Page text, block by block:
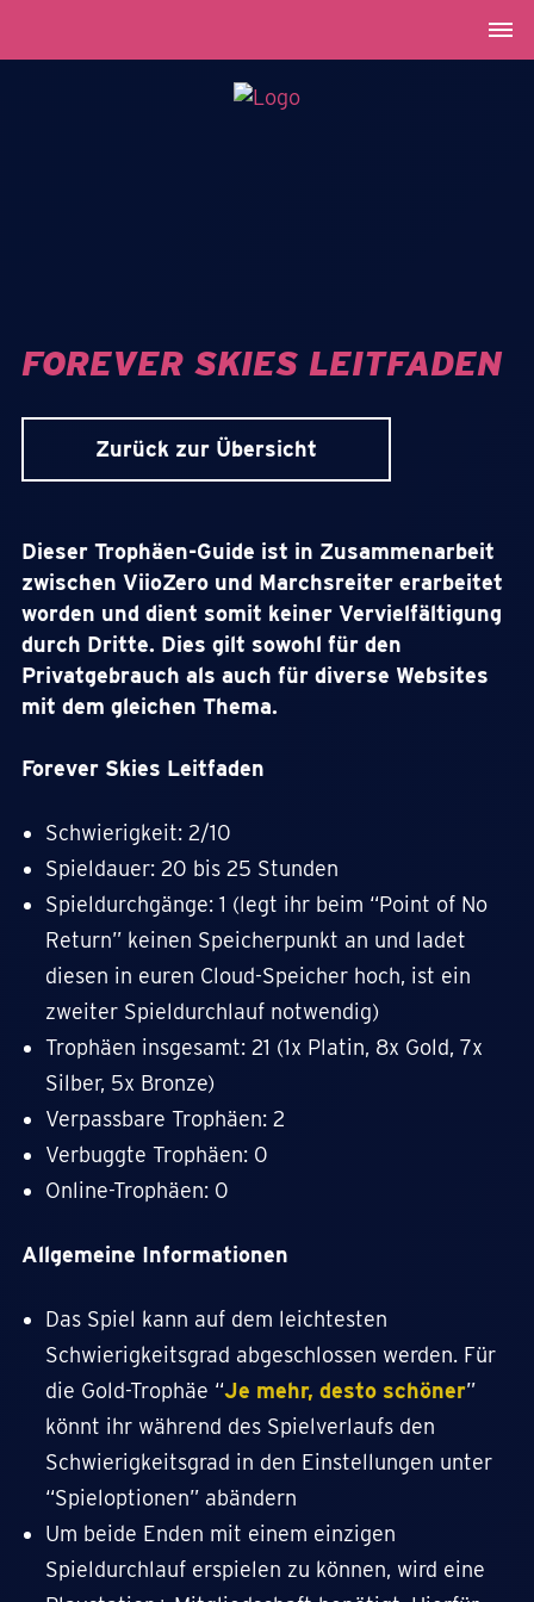
FOREVER SKIES LEITFADEN
Zurück zur Übersicht
Dieser Trophäen-Guide ist in Zusammenarbeit
zwischen ViioZero und Marchsreiter erarbeitet
worden und dient somit keiner Vervielfältigung
durch Dritte. Dies gilt sowohl für den
Privatgebrauch als auch für diverse Websites
mit dem gleichen Thema.
Forever Skies Leitfaden
Schwierigkeit: 2/10
Spieldauer: 20 bis 25 Stunden
Spieldurchgänge: 1 (legt ihr beim “Point of No
Return” keinen Speicherpunkt an und ladet
diesen in euren Cloud-Speicher hoch, ist ein
zweiter Spieldurchlauf notwendig)
Trophäen insgesamt: 21 (1x Platin, 8x Gold, 7x
Silber, 5x Bronze)
Verpassbare Trophäen: 2
Verbuggte Trophäen: 0
Online-Trophäen: 0
Allgemeine Informationen
Das Spiel kann auf dem leichtesten
Schwierigkeitsgrad abgeschlossen werden. Für
die Gold-Trophäe “Je mehr, desto schöner”
könnt ihr während des Spielverlaufs den
Schwierigkeitsgrad in den Einstellungen unter
“Spieloptionen” abändern
Um beide Enden mit einem einzigen
Spieldurchlauf erspielen zu können, wird eine